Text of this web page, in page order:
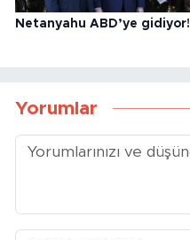
Netanyahu ABD’ye gidiyor!
Yorumlar